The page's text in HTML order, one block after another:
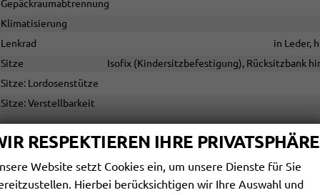
Gepäckraumabtrennung
Klimatisierung
Lenkrad
in Leder,
Sitze
Isofix (Kindersitzbefestigung), Rücksitzbank
Sitze: Lordosenstütze
Sitze: Verstellbarkeit
INFOTAINMENT & KOMMUNIKATION
Audioanlage
Radio/MP3-Player, Radio,
Bordcomputer
RESPEKTIEREN IHRE PRIVATSPHÄRE
Website setzt Cookies ein, um unsere Dienste für Sie
Hierbei berücksichtigen wir Ihre Auswahl und